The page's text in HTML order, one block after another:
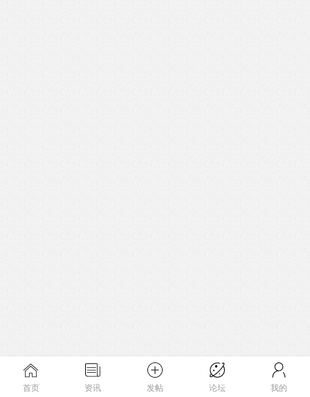
首页 资讯 发帖 论坛 我的